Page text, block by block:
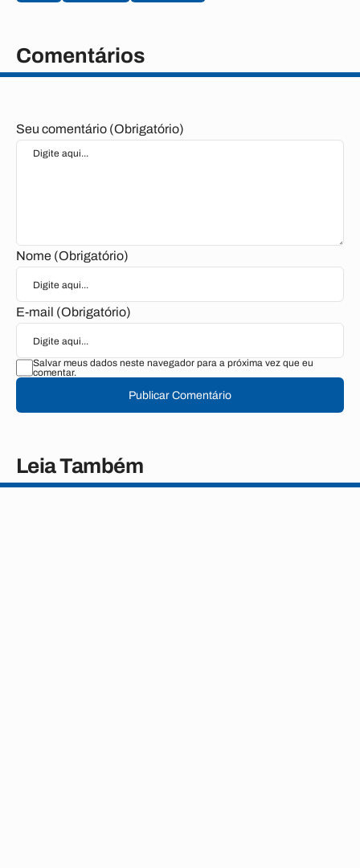
Comentários
Seu comentário (Obrigatório)
Nome (Obrigatório)
E-mail (Obrigatório)
Salvar meus dados neste navegador para a próxima vez que eu
comentar.
Publicar Comentário
Leia Também